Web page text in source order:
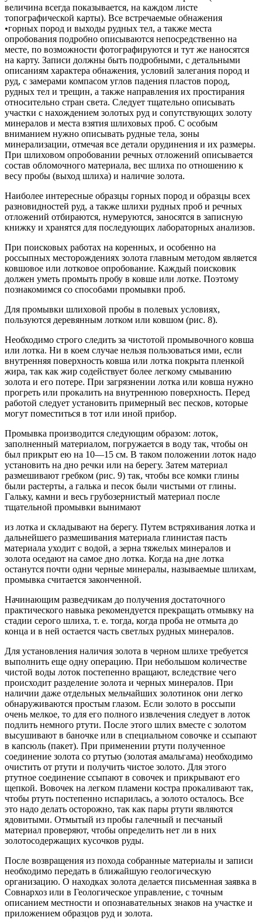
величина всегда показывается, на каждом листе
топографической карты). Все встречаемые обнажения
•горных пород и выходы рудных тел, а также места
опробования подробно описываются непосредственно на
месте, по возможности фотографируются и тут же наносятся
на карту. Записи должны быть подробными, с детальными
описаниям характера обнажения, условий залегания пород и
руд, с замерами компасом углов падения пластов пород,
рудных тел и трещин, а также направления их простирания
относительно стран света. Следует тщательно описывать
участки с нахождением золотых руд и сопутствующих золоту
минералов и места взятия шлиховых проб. С особым
вниманием нужно описывать рудные тела, зоны
минерализации, отмечая все детали орудинения и их размеры.
При шлиховом опробовании речных отложений описывается
состав обломочного материала, вес шлиха по отношению к
весу пробы (выход шлиха) и наличие золота.
Наиболее интересные образцы горных пород и образцы всех
разновидностей руд, а также шлихи рудных проб и речных
отложений отбираются, нумеруются, заносятся в записную
книжку и хранятся для последующих лабораторных анализов.
При поисковых работах на коренных, и особенно на
россыпных месторождениях золота главным методом является
ковшовое или лотковое опробование. Каждый поисковик
должен уметь промыть пробу в ковше или лотке. Поэтому
познакомимся со способами промывки проб.
Для промывки шлиховой пробы в полевых условиях,
пользуются деревянным лотком или ковшом (рис. 8).
Необходимо строго следить за чистотой промывочного ковша
или лотка. Ни в коем случае нельзя пользоваться ими, если
внутренняя поверхность ковша или лотка покрыта пленкой
жира, так как жир содействует более легкому смыванию
золота и его потере. При загрязнении лотка или ковша нужно
прогреть или прокалить на внутреннюю поверхность. Перед
работой следует установить примерный вес песков, которые
могут поместиться в тот или иной прибор.
Промывка производится следующим образом: лоток,
заполненный материалом, погружается в воду так, чтобы он
был прикрыт ею на 10—15 см. В таком положении лоток надо
установить на дно речки или на берегу. Затем материал
размешивают гребком (рис. 9) так, чтобы все комки глины
были растерты, а галька и песок были чистыми от глины.
Гальку, камни и весь грубозернистый материал после
тщательной промывки вынимают
из лотка и складывают на берегу. Путем встряхивания лотка и
дальнейшего размешивания материала глинистая пасть
материала уходит с водой, а зерна тяжелых минералов и
золота оседают на самое дно лотка. Когда на дне лотка
останутся почти одни черные минералы, называемые шлихам,
промывка считается законченной.
Начинающим разведчикам до получения достаточного
практического навыка рекомендуется прекращать отмывку на
стадии серого шлиха, т. е. тогда, когда проба не отмыта до
конца и в ней остается часть светлых рудных минералов.
Для установления наличия золота в черном шлихе требуется
выполнить еще одну операцию. При небольшом количестве
чистой воды лоток постепенно вращают, вследствие чего
происходит разделение золота и черных минералов. При
наличии даже отдельных мельчайших золотинок они легко
обнаруживаются простым глазом. Если золото в россыпи
очень мелкое, то для его полного извлечения следует в лоток
подлить немного ртути. После этого шлих вместе с золотом
высушивают в баночке или в специальном совочке и ссыпают
в капсюль (пакет). При применении ртути полученное
соединение золота со ртутью (золотая амальгама) необходимо
очистить от ртути и получить чистое золото. Для этого
ртутное соединение ссыпают в совочек и прикрывают его
щепкой. Вовочек на легком пламени костра прокаливают так,
чтобы ртуть постепенно испарилась, а золото осталось. Все
это надо делать осторожно, так как пары ртути являются
ядовитыми. Отмытый из пробы галечный и песчаный
материал проверяют, чтобы определить нет ли в них
золотосодержащих кусочков руды.
После возвращения из похода собранные материалы и записи
необходимо передать в ближайшую геологическую
организацию. О находках золота делается письменная заявка в
Совнархоз или в Геологическое управление, с точным
описанием местности и опознавательных знаков на участке и
приложением образцов руд и золота.